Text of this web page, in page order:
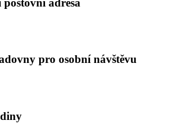
adresa
pro osobní návštěvu